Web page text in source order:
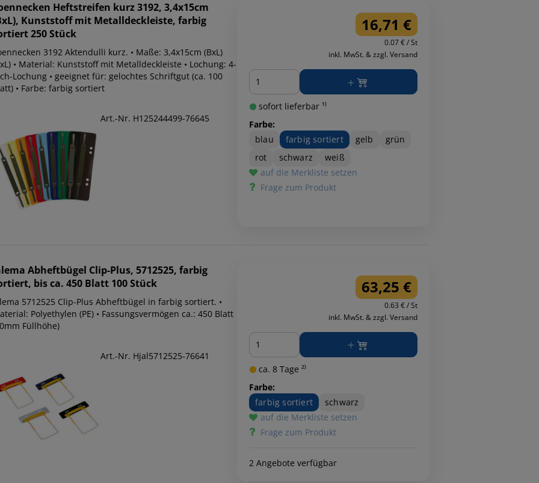
Heftstreifen kurz 3192, 3,4x15cm
Kunststoff mit Metalldeckleiste, farbig
250 Stück
3192 Aktendulli kurz. • Maße: 3,4x15cm (BxL)
• Material: Kunststoff mit Metalldeckleiste • Lochung: 4-
Lochung • geeignet für: gelochtes Schriftgut (ca. 100
• Farbe: farbig sortiert
Art.-Nr. H125244499-76645
16,71 €
0.07 € / St
inkl. MwSt. & zzgl. Versand
Menge
sofort lieferbar ¹⁾
Farbe:
blau
farbig sortiert gelb
grün
rot
schwarz
weiß
auf die Merkliste setzen
Frage zum Produkt
Abheftbügel Clip-Plus, 5712525, farbig
bis ca. 450 Blatt 100 Stück
5712525 Clip-Plus Abheftbügel in farbig sortiert. •
Polyethylen (PE) • Fassungsvermögen ca.: 450 Blatt
Füllhöhe)
Art.-Nr. Hjal5712525-76641
63,25 €
0.63 € / St
inkl. MwSt. & zzgl. Versand
Menge
ca. 8 Tage ²⁾
Farbe:
farbig sortiert
schwarz
auf die Merkliste setzen
Frage zum Produkt
2 Angebote verfügbar